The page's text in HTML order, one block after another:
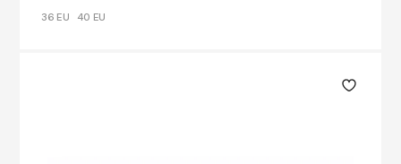
36 EU 40 EU